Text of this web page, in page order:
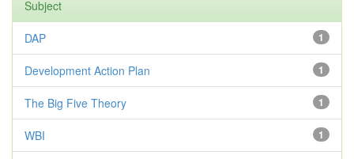
Subject
1
DAP
1
Development Action Plan
1
The Big Five Theory
1
WBI